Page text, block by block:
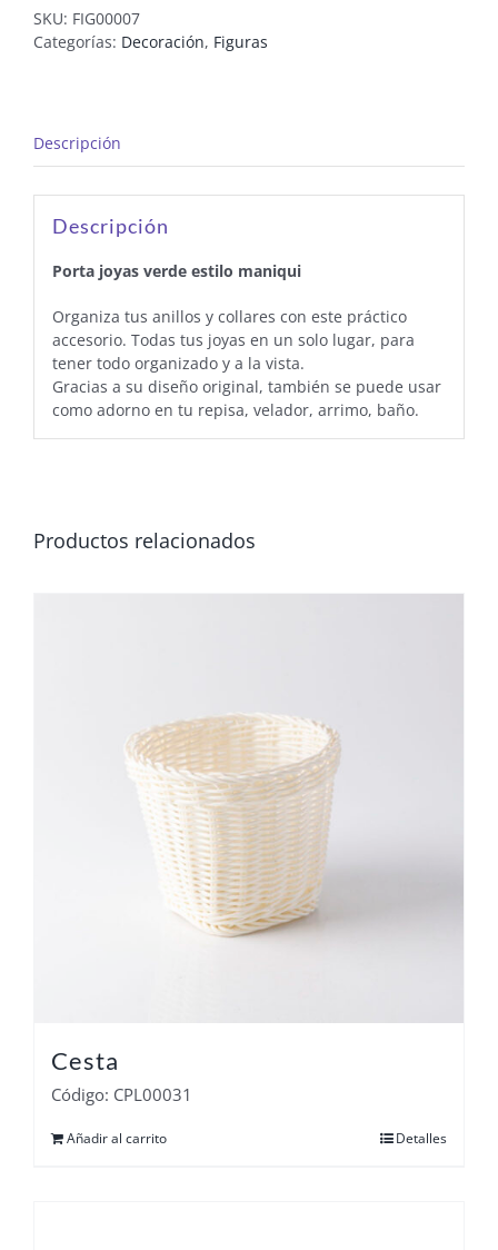
SKU: FIG00007
Categorías: Decoración, Figuras
Descripción
Descripción
Porta joyas verde estilo maniqui
Organiza tus anillos y collares con este práctico
accesorio. Todas tus joyas en un solo lugar, para
tener todo organizado y a la vista.
Gracias a su diseño original, también se puede usar
como adorno en tu repisa, velador, arrimo, baño.
Productos relacionados
Cesta
Código: CPL00031
Añadir al carrito Detalles